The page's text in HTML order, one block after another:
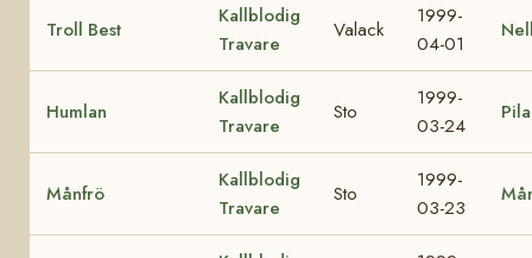
Troll Best
Kallblodig
Travare
Valack
1999-
04-01
Humlan
Kallblodig
Travare
Sto
1999-
03-24
Månfrö
Kallblodig
Travare
Sto
1999-
03-23